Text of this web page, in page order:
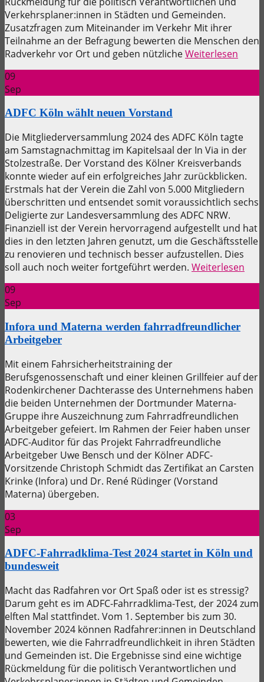
Verkehrsplaner:innen in Städten und Gemeinden.
Zusatzfragen zum Miteinander im Verkehr Mit ihrer
Teilnahme an der Befragung bewerten die Menschen den
Radverkehr vor Ort und geben nützlicheWeiterlesen
09
Sep
ADFC Köln wählt neuen Vorstand
Die Mitgliederversammlung 2024 des ADFC Köln tagte
am Samstagnachmittag im Kapitelsaal der In Via in der
Stolzestraße. Der Vorstand des Kölner Kreisverbands
konnte wieder auf ein erfolgreiches Jahr zurückblicken.
Erstmals hat der Verein die Zahl von 5.000 Mitgliedern
überschritten und entsendet somit voraussichtlich sechs
Deligierte zur Landesversammlung des ADFC NRW.
Finanziell ist der Verein hervorragend aufgestellt und hat
dies in den letzten Jahren genutzt, um die Geschäftsstelle
zu renovieren und technisch besser aufzustellen. Dies
soll auch noch weiter fortgeführt werden. Weiterlesen
09
Sep
Infora und Materna werden fahrradfreundlicher
Arbeitgeber
Mit einem Fahrsicherheitstraining der
Berufsgenossenschaft und einer kleinen Grillfeier auf der
Rodenkirchener Dachterasse des Unternehmens haben
die beiden Unternehmen der Dortmunder Materna-
Gruppe ihre Auszeichnung zum Fahrradfreundlichen
Arbeitgeber gefeiert. Im Rahmen der Feier haben unser
ADFC-Auditor für das Projekt Fahrradfreundliche
Arbeitgeber Uwe Bensch und der Kölner ADFC-
Vorsitzende Christoph Schmidt das Zertifikat an Carsten
Krinke (Infora) und Dr. René Rüdinger (Vorstand
Materna) übergeben.
03
Sep
ADFC-Fahrradklima-Test 2024 startet in Köln und
bundesweit
Macht das Radfahren vor Ort Spaß oder ist es stressig?
Darum geht es im ADFC-Fahrradklima-Test, der 2024 zum
elften Mal stattfindet. Vom 1. September bis zum 30.
November 2024 können Radfahrer:innen in Deutschland
bewerten, wie die Fahrradfreundlichkeit in ihren Städten
und Gemeinden ist. Die Ergebnisse sind eine wichtige
Rückmeldung für die politisch Verantwortlichen und